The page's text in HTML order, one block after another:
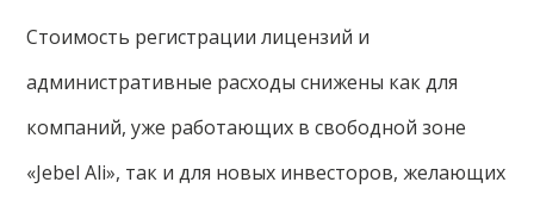
Стоимость регистрации лицензий и
административные расходы снижены как для
компаний, уже работающих в свободной зоне
«Jebel Ali», так и для новых инвесторов, желающих